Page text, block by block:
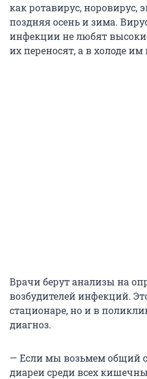
как ротавирус, норовирус,
поздняя осень и зима.
инфекции не любят
их переносят, а в холоде
Врачи берут анализы на
возбудителей инфекций.
стационаре, но и в
диагноз.
— Если мы возьмем общий
диареи среди всех